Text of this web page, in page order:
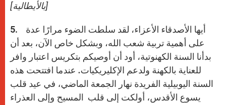
[بالأيطالية]
5. أيها الأصدقاء الأعزاء، لقد سلطت الضوء مرارًا عدة
على أهمية تربية شعب الله، وبشكل خاص الآن، بعد أن
بدأنا السنة الكهنوتية، أود أن أوصيكم بتكريس اعتبار وافر
للعناية بالكهنة ولدعم الإكليريكيات. عندما افتتحت هذه
السنة اليوبيلية الفريدة نهار الجمعة الماضي، في عيد قلب
يسوع الأقدس، أولكت إلى قلب المسيح وإلى العذراء